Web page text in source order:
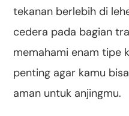
tekanan berlebih di
cedera pada bagian
memahami enam tipe
penting agar kamu
aman untuk anjingmu.